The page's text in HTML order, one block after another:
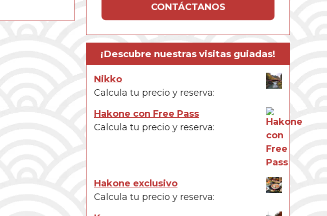
CONTÁCTANOS
¡Descubre nuestras visitas guiadas!
Nikko
Calcula tu precio y reserva:
Hakone con Free Pass
Calcula tu precio y reserva:
Hakone exclusivo
Calcula tu precio y reserva: